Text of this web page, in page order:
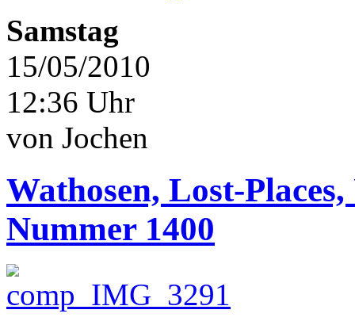
Samstag
15/05/2010
12:36 Uhr
von Jochen
Wathosen, Lost-
Nummer 1400